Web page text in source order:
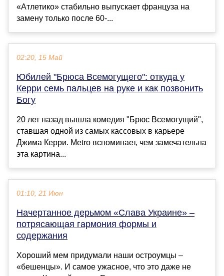
«Атлетико» стабильно выпускает француза на
замену только после 60-...
02:20, 15 Май
Юбилей "Брюса Всемогущего": откуда у
Керри семь пальцев на руке и как позвонить
Богу
20 лет назад вышла комедия "Брюс Всемогущий",
ставшая одной из самых кассовых в карьере
Джима Керри. Metro вспоминает, чем замечательна
эта картина...
01:10, 21 Июн
Начертанное дерьмом «Слава Украине» –
потрясающая гармония формы и
содержания
Хороший мем придумали наши остроумцы –
«бешенцы». И самое ужасное, что это даже не